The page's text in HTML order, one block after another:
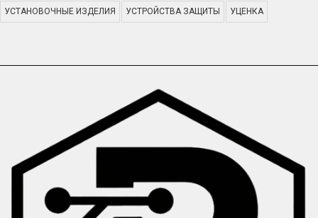
УСТАНОВОЧНЫЕ ИЗДЕЛИЯ УСТРОЙСТВА ЗАЩИТЫ УЦЕНКА